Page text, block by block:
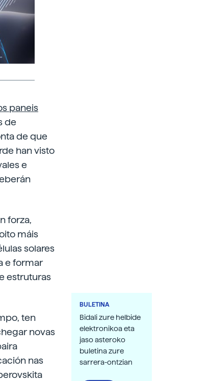
paneis
de
de que
han visto
e
forza,
máis
solares
e formar
estruturas
ten
novas
nas
BULETINA
Bidali zure helbide
elektronikoa eta
jaso asteroko
buletina zure
sarrera-ontzian